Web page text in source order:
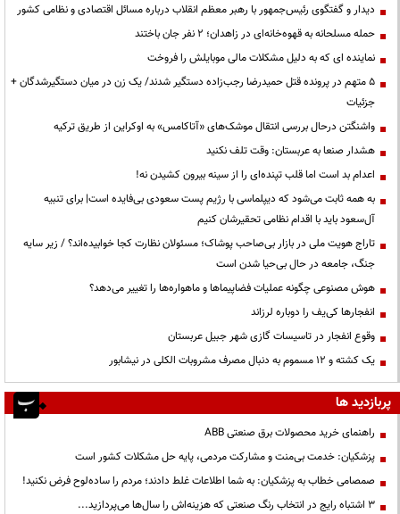
دیدار و گفتگوی رئیس‌جمهور با رهبر معظم انقلاب درباره مسائل اقتصادی و نظامی کشور
حمله مسلحانه به قهوه‌خانه‌ای در زاهدان؛ ۲ نفر جان باختند
نماینده ای که به دلیل مشکلات مالی موبایلش را فروخت
۵ متهم در پرونده قتل حمیدرضا رجب‌زاده دستگیر شدند/ یک زن در میان دستگیرشدگان +
جزئیات
واشنگتن درحال بررسی انتقال موشک‌های «آتاکامس» به اوکراین از طریق ترکیه
هشدار صنعا به عربستان: وقت تلف نکنید
اعدام بد است اما قلب تپنده‌ای را از سینه بیرون کشیدن نه!
به همه ثابت می‌شود که دیپلماسی با رژیم پست سعودی بی‌فایده است| برای تنبیه
آل‌سعود باید با اقدام نظامی تحقیرشان کنیم
تاراج هویت ملی در بازار بی‌صاحب پوشاک؛ مسئولان نظارت کجا خوابیده‌اند؟ / زیر سایه
جنگ، جامعه در حال بی‌حیا شدن است
هوش مصنوعی چگونه عملیات فضاپیماها و ماهواره‌ها را تغییر می‌دهد؟
انفجارها کی‌یف را دوباره لرزاند
وقوع انفجار در تاسیسات گازی شهر جبیل عربستان
یک کشته و ۱۲ مسموم به دنبال مصرف مشروبات الکلی در نیشابور
پربازدید ها
راهنمای خرید محصولات برق صنعتی ABB
پزشکیان: خدمت بی‌منت و مشارکت مردمی، پایه حل مشکلات کشور است
صمصامی خطاب به پزشکیان: به شما اطلاعات غلط دادند؛ مردم را ساده‌لوح فرض نکنید!
3 اشتباه رایج در انتخاب رنگ صنعتی که هزینه‌اش را سال‌ها می‌پردازید...